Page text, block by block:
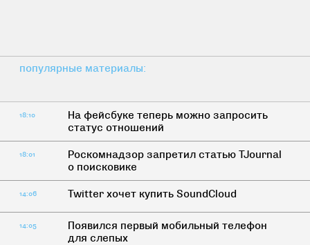
популярные материалы:
18:10
На фейсбуке теперь можно запросить
статус отношений
18:01
Роскомнадзор запретил статью TJournal
о поисковике
14:06 Twitter хочет купить SoundCloud
14:05
Появился первый мобильный телефон
для слепых